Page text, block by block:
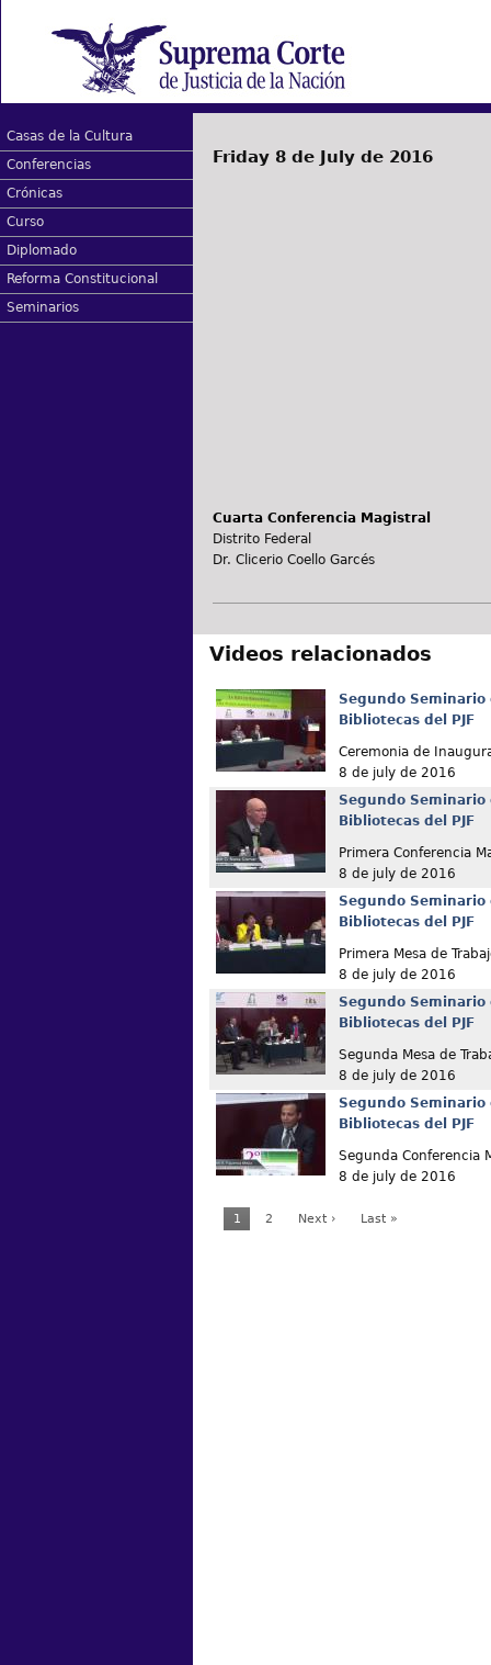
Casas de la Cultura
Conferencias
Crónicas
Curso
Diplomado
Reforma Constitucional
Seminarios
Friday 8 de July de 2016
Cuarta Conferencia Magistral
Distrito Federal
Dr. Clicerio Coello Garcés
Videos relacionados
Segundo Seminario
Bibliotecas del PJF
Ceremonia de
8 de july de 2016
Segundo Seminario
Bibliotecas del PJF
Primera Conferencia
8 de july de 2016
Segundo Seminario
Bibliotecas del PJF
Primera Mesa de
8 de july de 2016
Segundo Seminario
Bibliotecas del PJF
Segunda Mesa de
8 de july de 2016
Segundo Seminario
Bibliotecas del PJF
Segunda Conferencia
8 de july de 2016
1 2 Next › Last »